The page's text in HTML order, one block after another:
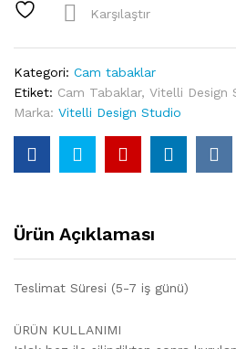
Tabak
Karşılaştır
Kategori: Cam tabaklar
Etiket: Cam Tabaklar, Vitelli Design
Marka: Vitelli Design Studio
Ürün Açıklaması
Teslimat Süresi (5-7 iş günü)
ÜRÜN KULLANIMI